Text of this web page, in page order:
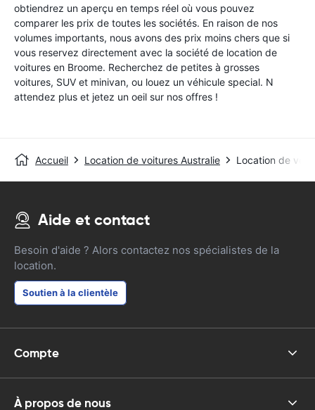
obtiendrez un aperçu en temps réel où vous pouvez
comparer les prix de toutes les sociétés. En raison de nos
volumes importants, nous avons des prix moins chers que si
vous reservez directement avec la société de location de
voitures en Broome. Recherchez de petites à grosses
voitures, SUV et minivan, ou louez un véhicule special. N
attendez plus et jetez un oeil sur nos offres !
Accueil Location de voitures Australie Location de
Aide et contact
Besoin d'aide ? Alors contactez nos spécialistes de la
location.
Soutien à la clientèle
Compte
À propos de nous